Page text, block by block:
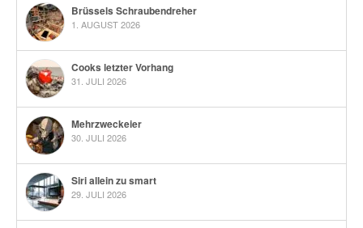
Brüssels Schraubendreher
1. AUGUST 2026
Cooks letzter Vorhang
31. JULI 2026
Mehrzweckeier
30. JULI 2026
Siri allein zu smart
29. JULI 2026